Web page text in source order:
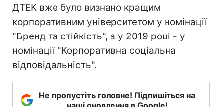
ДТЕК вже було визнано кращим
корпоративним університетом у номінації
"Бренд та стійкість", а у 2019 році - у
номінації "Корпоративна соціальна
відповідальність".
Не пропустіть головне! Підпишіться на